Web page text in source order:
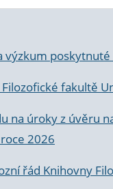
poskytnuté
fakultě
na úroky z úvěru
2026
řád Knihovny